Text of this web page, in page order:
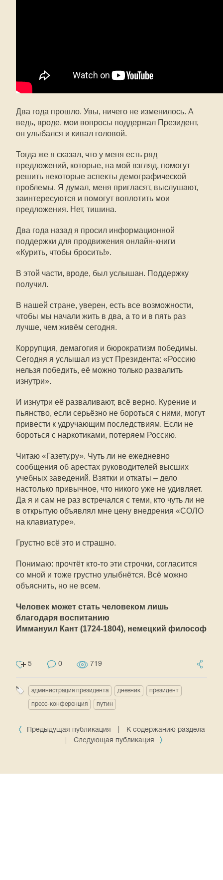
Два года прошло. Увы, ничего не изменилось. А
ведь, вроде, мои вопросы поддержал Президент,
он улыбался и кивал головой.
Тогда же я сказал, что у меня есть ряд
предложений, которые, на мой взгляд, помогут
решить некоторые аспекты демографической
проблемы. Я думал, меня пригласят, выслушают,
заинтересуются и помогут воплотить мои
предложения. Нет, тишина.
Два года назад я просил информационной
поддержки для продвижения онлайн-книги
«Курить, чтобы бросить!».
В этой части, вроде, был услышан. Поддержку
получил.
В нашей стране, уверен, есть все возможности,
чтобы мы начали жить в два, а то и в пять раз
лучше, чем живём сегодня.
Коррупция, демагогия и бюрократизм победимы.
Сегодня я услышал из уст Президента: «Россию
нельзя победить, её можно только развалить
изнутри».
И изнутри её разваливают, всё верно. Курение и
пьянство, если серьёзно не бороться с ними, могут
привести к удручающим последствиям. Если не
бороться с наркотиками, потеряем Россию.
Читаю «Газету.ру». Чуть ли не ежедневно
сообщения об арестах руководителей высших
учебных заведений. Взятки и откаты – дело
настолько привычное, что никого уже не удивляет.
Да я и сам не раз встречался с теми, кто чуть ли не
в открытую объявлял мне цену внедрения «СОЛО
на клавиатуре».
Грустно всё это и страшно.
Понимаю: прочтёт кто-то эти строчки, согласится
со мной и тоже грустно улыбнётся. Всё можно
объяснить, но не всем.
Человек может стать человеком лишь
благодаря воспитанию
Иммануил Кант (1724-1804), немецкий философ
5 0 719
администрация президента дневник президент
пресс-конференция путин
Предыдущая публикация
К содержанию раздела
Следующая публикация